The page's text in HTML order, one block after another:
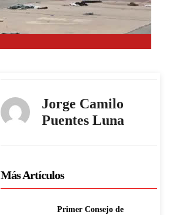
Jorge Camilo
Puentes Luna
Más Artículos
Primer Consejo de